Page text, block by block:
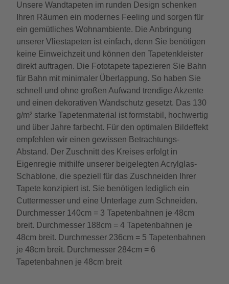
Unsere Wandtapeten im runden Design schenken
Ihren Räumen ein modernes Feeling und sorgen für
ein gemütliches Wohnambiente. Die Anbringung
unserer Vliestapeten ist einfach, denn Sie benötigen
keine Einweichzeit und können den Tapetenkleister
direkt auftragen. Die Fototapete tapezieren Sie Bahn
für Bahn mit minimaler Überlappung. So haben Sie
schnell und ohne großen Aufwand trendige Akzente
und einen dekorativen Wandschutz gesetzt. Das 130
g/m² starke Tapetenmaterial ist formstabil, hochwertig
und über Jahre farbecht. Für den optimalen Bildeffekt
empfehlen wir einen gewissen Betrachtungs-
Abstand. Der Zuschnitt des Kreises erfolgt in
Eigenregie mithilfe unserer beigelegten Acrylglas-
Schablone, die speziell für das Zuschneiden Ihrer
Tapete konzipiert ist. Sie benötigen lediglich ein
Cuttermesser und eine Unterlage zum Schneiden.
Durchmesser 140cm = 3 Tapetenbahnen je 48cm
breit. Durchmesser 188cm = 4 Tapetenbahnen je
48cm breit. Durchmesser 236cm = 5 Tapetenbahnen
je 48cm breit. Durchmesser 284cm = 6
Tapetenbahnen je 48cm breit